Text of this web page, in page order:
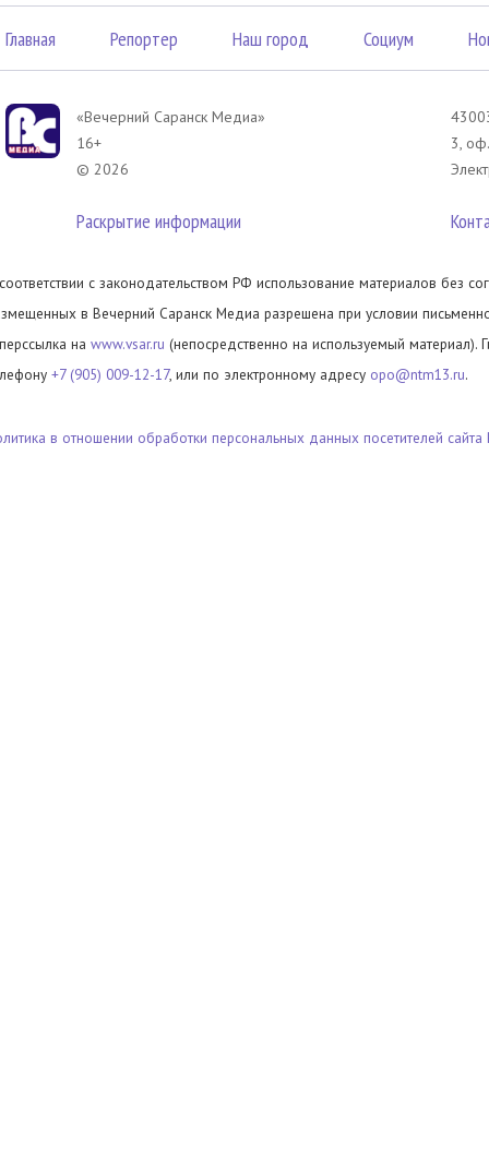
Главная Репортер Наш город Социум
«Вечерний Саранск Mедиа»
16+
© 2026
Раскрытие информации
3,
с законодательством РФ использование материалов без
в Вечерний Саранск Медиа разрешена при условии
на www.vsar.ru (непосредственно на используемый материал).
+7 (905) 009-12-17, или по электронному адресу opo@ntm13.ru.
в отношении обработки персональных данных посетителей